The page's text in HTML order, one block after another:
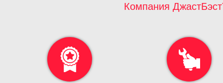
Компания